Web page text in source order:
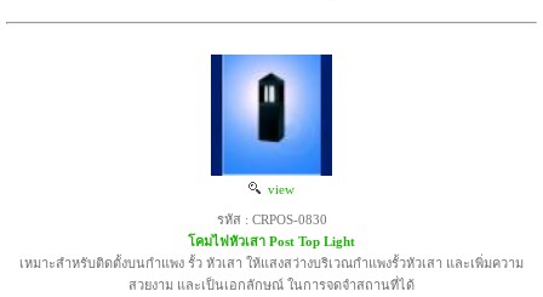
view
รหัส : CRPOS-0830
โคมไฟหัวเสา Post Top Light
เหมาะสำหรับติดตั้งบนกำแพง รั้ว หัวเสา ให้แสงสว่างบริเวณกำแพงรั้วหัวเสา และเพิ่มความ
สวยงาม และเป็นเอกลักษณ์ ในการจดจำสถานที่ได้